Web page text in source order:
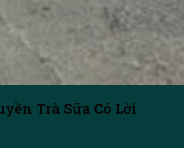
Trà Sữa Có Lời